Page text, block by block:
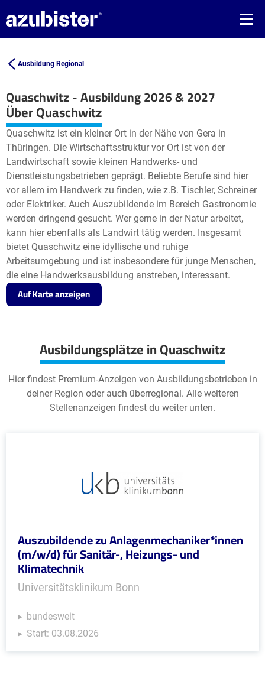
Ausbildung Regional
Quaschwitz - Ausbildung 2026 & 2027
+
−
Leaflet| ©OpenStreetMap2
Über Quaschwitz
Quaschwitz ist ein kleiner Ort in der Nähe von Gera in
Thüringen. Die Wirtschaftsstruktur vor Ort ist von der
Landwirtschaft sowie kleinen Handwerks- und
Dienstleistungsbetrieben geprägt. Beliebte Berufe sind hier
vor allem im Handwerk zu finden, wie z.B. Tischler, Schreiner
oder Elektriker. Auch Auszubildende im Bereich Gastronomie
werden dringend gesucht. Wer gerne in der Natur arbeitet,
kann hier ebenfalls als Landwirt tätig werden. Insgesamt
bietet Quaschwitz eine idyllische und ruhige
Arbeitsumgebung und ist insbesondere für junge Menschen,
die eine Handwerksausbildung anstreben, interessant.
Auf Karte anzeigen
Ausbildungsplätze in Quaschwitz
Hier findest Premium-Anzeigen von Ausbildungsbetrieben in
deiner Region oder auch überregional. Alle weiteren
Stellenanzeigen findest du weiter unten.
Auszubildende zu Anlagenmechaniker*innen
(m/w/d) für Sanitär-, Heizungs- und
Klimatechnik
Universitätsklinikum Bonn
bundesweit
Start: 03.08.2026